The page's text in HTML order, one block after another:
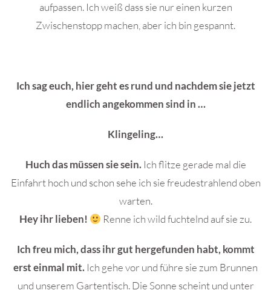
aufpassen. Ich weiß dass sie nur einen kurzen
Zwischenstopp machen, aber ich bin gespannt.
Ich sag euch, hier geht es rund und nachdem sie jetzt
endlich angekommen sind in …
Klingeling…
Huch das müssen sie sein. Ich flitze gerade mal die
Einfahrt hoch und schon sehe ich sie freudestrahlend oben
warten.
Hey ihr lieben!
Renne ich wild fuchtelnd auf sie zu.
Ich freu mich, dass ihr gut hergefunden habt, kommt
erst einmal mit. Ich gehe vor und führe sie zum Brunnen
und unserem Gartentisch. Die Sonne scheint und unter